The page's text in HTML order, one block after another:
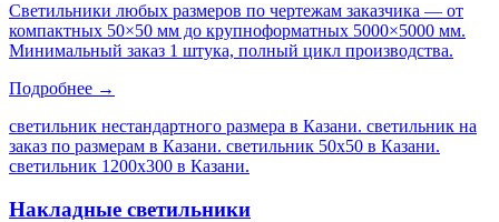
Светильники любых размеров по чертежам заказчика — от
компактных 50×50 мм до крупноформатных 5000×5000 мм.
Минимальный заказ 1 штука, полный цикл производства.
Подробнее →
светильник нестандартного размера в Казани. светильник на
заказ по размерам в Казани. светильник 50х50 в Казани.
светильник 1200х300 в Казани.
Накладные светильники